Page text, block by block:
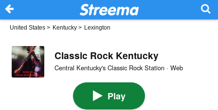
United States > Kentucky > Lexington
Classic Rock Kentucky
Central Kentucky's Classic Rock Station · Web
Play